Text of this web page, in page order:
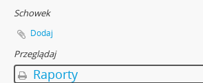
Schowek
Dodaj
Przeglądaj
Raporty